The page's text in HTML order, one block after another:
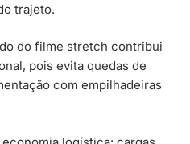
trajeto.
do filme stretch contribui
pois evita quedas de
com empilhadeiras